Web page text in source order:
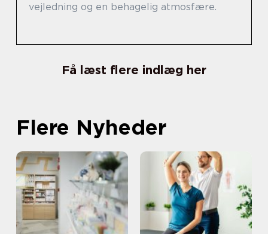
vejledning og en behagelig atmosfære.
Få læst flere indlæg her
Flere Nyheder